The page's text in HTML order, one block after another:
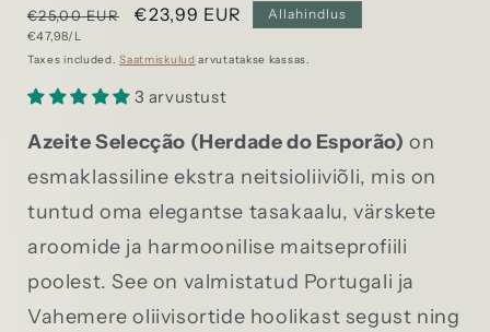
Tavaline
hind
€25,00 EUR Allahindlushind
€23,99 EUR
Ühikuhind
€47,98/L
Allahindlus
Taxes included.Saatmiskulud arvutatakse kassas.
3 arvustust
Azeite Selecção (Herdade do Esporão) on
esmaklassiline ekstra neitsioliiviõli, mis on
tuntud oma elegantse tasakaalu, värskete
aroomide ja harmoonilise maitseprofiili
poolest. See on valmistatud Portugali ja
Vahemere oliivisortide hoolikast segust ning